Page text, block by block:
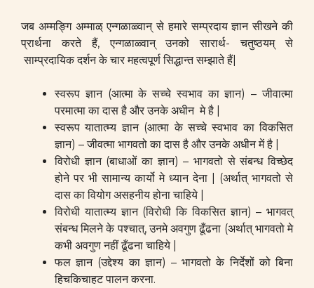
जब अम्मङ्गि अम्माळ् एन्गळाळ्वान् से हमारे सम्प्रदाय ज्ञान सीखने की
प्रार्थना करते हैं, एन्गळाळ्वान् उनको सारार्थ- चतुष्ठयम् से
साम्प्रदायिक दर्शन के चार महत्वपूर्ण सिद्धान्त सम्झाते हैं|
स्वरूप ज्ञान (आत्मा के सच्चे स्वभाव का ज्ञान) – जीवात्मा
परमात्मा का दास है और उनके अधीन मे है |
स्वरूप यातात्म्य ज्ञान (आत्मा के सच्चे स्वभाव का विकसित
ज्ञान) – जीवत्मा भागवतो का दास है और उनके अधीन में है |
विरोधी ज्ञान (बाधाओं का ज्ञान) – भागवतो से संबन्ध विच्छेद
होने पर भी सामान्य कार्यो मे ध्यान देना | (अर्थात् भागवतो से
दास का वियोग असहनीय होना चाहिये |
विरोधी यातात्म्य ज्ञान (विरोधी कि विकसित ज्ञान) – भागवत्
संबन्ध मिलने के पश्चात्, उनमे अवगुण ढूँढना (अर्थात् भागवतो मे
कभी अवगुण नहीं ढूँढना चाहिये |
फल ज्ञान (उद्देश्य का ज्ञान) – भागवतो के निर्देशों को बिना
हिचकिचाहट पालन करना.